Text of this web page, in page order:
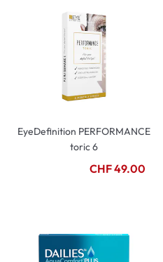
EyeDefinition PERFORMANCE
toric 6
CHF 49.00